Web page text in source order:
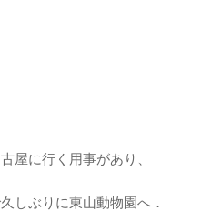
屋に行く用事があり、
しぶりに東山動物園へ．